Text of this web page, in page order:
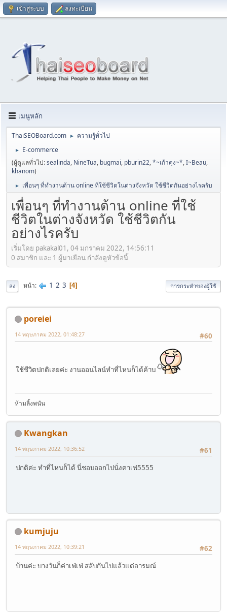
เข้าสู่ระบบ ลงทะเบียน
เมนูหลัก
ThaiSEOBoard.com ► ความรู้ทั่วไป
►
E-commerce
(ผู้ดูแลทั่วไป:sealinda, NineTua, bugmai, pburin22,*~เก้าคุง~*,I~Beau,
khanom)
► เพื่อนๆ ที่ทำงานด้าน online ที่ใช้ชีวิตในต่างจังหวัด ใช้ชีวิตกันอย่างไรครับ
เพื่อนๆ ที่ทำงานด้าน online ที่ใช้
ชีวิตในต่างจังหวัด ใช้ชีวิตกัน
อย่างไรครับ
เริ่มโดย pakakal01, 04 มกราคม 2022, 14:56:11
0 สมาชิก และ 1 ผู้มาเยือน กำลังดูหัวข้อนี้
ลง หน้า 1 2 3 4 การกระทำของผู้ใช้
poreiei
#60
14 พฤษภาคม 2022, 01:48:27
ใช้ชีวิตปกติเลยค่ะ งานออนไลน์ทำที่ไหนก็ได้ค้าบ
ห้ามลิ้งพนัน
Kwangkan
#61
14 พฤษภาคม 2022, 10:36:52
ปกติค่ะ ทำที่ไหนก็ได้ นี่ชอบออกไปนั่งคาเฟ่5555
kumjuju
#62
14 พฤษภาคม 2022, 10:39:21
บ้านค่ะ บางวันก็ค่าเฟ่เฟ่ สลับกันไปแล้วแต่อารมณ์